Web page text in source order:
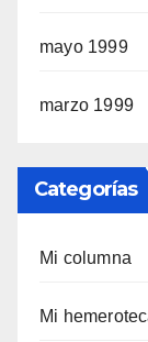
mayo 1999
marzo 1999
Categorías
Mi columna
Mi